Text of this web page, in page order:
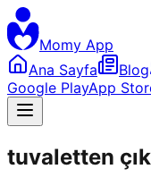
Momy App
Ana Sayfa
Blog
Google PlayApp
tuvaletten